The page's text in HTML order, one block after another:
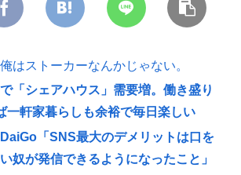
はストーカーなんかじゃない。
「シェアハウス」需要増。働き盛り
一軒家暮らしも余裕で毎日楽しい
「SNS最大のデメリットは口を
奴が発信できるようになったこと」